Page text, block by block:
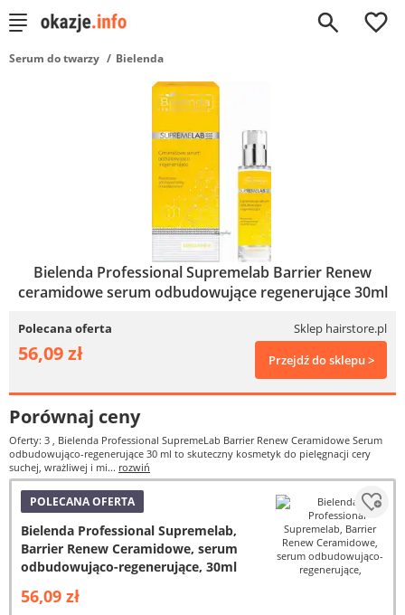
0
Serum do twarzy Bielenda
Bielenda Professional Supremelab Barrier Renew
ceramidowe serum odbudowujące regenerujące 30ml
Polecana oferta Sklep hairstore.pl
56,09 zł Przejdź do sklepu >
Porównaj ceny
Oferty: 3 , Bielenda Professional SupremeLab Barrier Renew Ceramidowe Serum
odbudowująco-regenerujące 30 ml to skuteczny kosmetyk do pielęgnacji cery
suchej, wrażliwej i mi... rozwiń
POLECANA OFERTA
Bielenda Professional Supremelab,
Barrier Renew Ceramidowe, serum
odbudowująco-regenerujące, 30ml
56,09 zł